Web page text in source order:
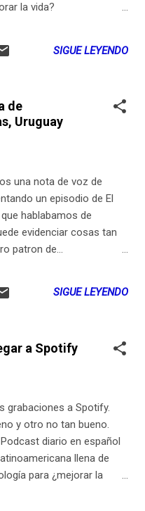
la vida?
SIGUE LEYENDO
de
Uruguay
una nota de voz de
un episodio de El
hablabamos de
evidenciar cosas tan
patron de...
para ¿mejorar la
SIGUE LEYENDO
a Spotify
grabaciones a Spotify.
y otro no tan bueno.
diario en español
llena de
para ¿mejorar la